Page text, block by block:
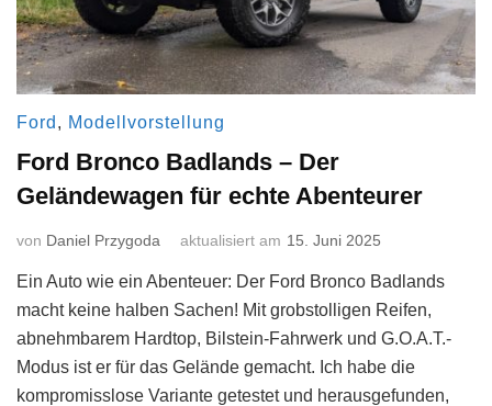
Ford , Modellvorstellung
Ford Bronco Badlands – Der
Geländewagen für echte Abenteurer
von Daniel Przygoda aktualisiert am 15. Juni 2025
Ein Auto wie ein Abenteuer: Der Ford Bronco Badlands
macht keine halben Sachen! Mit grobstolligen Reifen,
abnehmbarem Hardtop, Bilstein-Fahrwerk und G.O.A.T.-
Modus ist er für das Gelände gemacht. Ich habe die
kompromisslose Variante getestet und herausgefunden,